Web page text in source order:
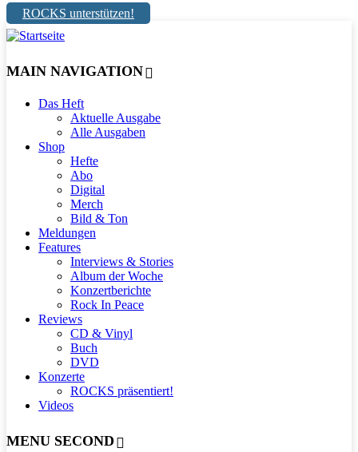
ROCKS unterstützen!
MAIN NAVIGATION
Das Heft
Aktuelle Ausgabe
Alle Ausgaben
Shop
Hefte
Abo
Digital
Merch
Bild & Ton
Meldungen
Features
Interviews & Stories
Album der Woche
Konzertberichte
Rock In Peace
Reviews
CD & Vinyl
Buch
DVD
Konzerte
ROCKS präsentiert!
Videos
MENU SECOND